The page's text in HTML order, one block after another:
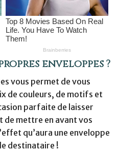
enveloppes ?
vous permet de vous
de couleurs, de motifs et
parfaite de laisser
mettre en avant vos
qu’aura une enveloppe
destinataire !